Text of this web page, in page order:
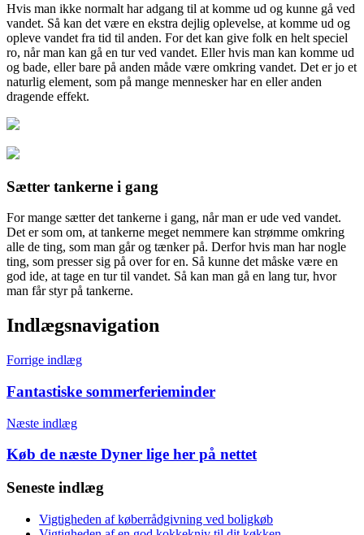
Hvis man ikke normalt har adgang til at komme ud og kunne gå ved
vandet. Så kan det være en ekstra dejlig oplevelse, at komme ud og
opleve vandet fra tid til anden. For det kan give folk en helt speciel
ro, når man kan gå en tur ved vandet. Eller hvis man kan komme ud
og bade, eller bare på anden måde være omkring vandet. Det er jo et
naturlig element, som på mange mennesker har en eller anden
dragende effekt.
Sætter tankerne i gang
For mange sætter det tankerne i gang, når man er ude ved vandet.
Det er som om, at tankerne meget nemmere kan strømme omkring
alle de ting, som man går og tænker på. Derfor hvis man har nogle
ting, som presser sig på over for en. Så kunne det måske være en
god ide, at tage en tur til vandet. Så kan man gå en lang tur, hvor
man får styr på tankerne.
Indlægsnavigation
Forrige indlæg
Fantastiske sommerferieminder
Næste indlæg
Køb de næste Dyner lige her på nettet
Seneste indlæg
Vigtigheden af køberrådgivning ved boligkøb